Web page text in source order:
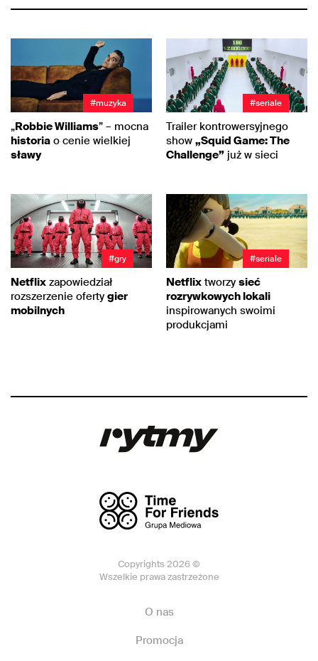
#muzyka
„Robbie Williams” – mocna
historia o cenie wielkiej
sławy
#seriale
Trailer kontrowersyjnego
show „Squid Game: The
Challenge” już w sieci
#gry
Netflix zapowiedział
rozszerzenie oferty gier
mobilnych
#seriale
Netflix tworzy sieć
rozrywkowych lokali
inspirowanych swoimi
produkcjami
Copyrights 2026 ©
Wszelkie prawa zastrzeżone
O nas
Promocja